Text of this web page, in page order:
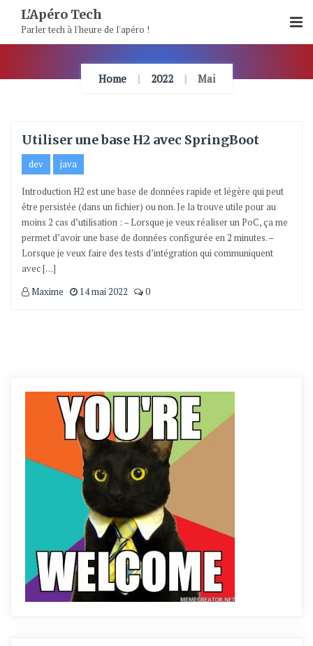
Content
L'Apéro Tech
Parler tech à l'heure de l'apéro !
Home 2022 Mai
Utiliser une base H2 avec SpringBoot
dev java
Introduction H2 est une base de données rapide et légère qui peut
être persistée (dans un fichier) ou non. Je la trouve utile pour au
moins 2 cas d’utilisation : – Lorsque je veux réaliser un PoC, ça me
permet d’avoir une base de données configurée en 2 minutes. –
Lorsque je veux faire des tests d’intégration qui communiquent
avec […]
Maxime
14 mai 2022 0